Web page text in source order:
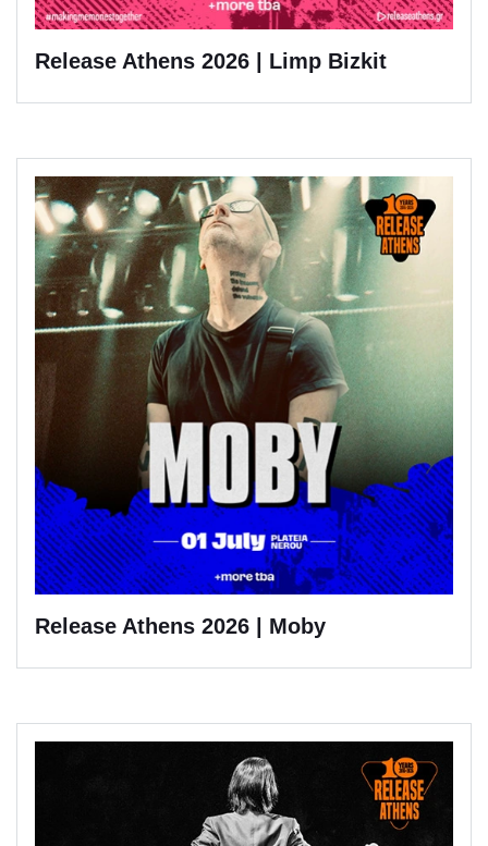
Release Athens 2026 | Limp Bizkit
Release Athens 2026 | Moby